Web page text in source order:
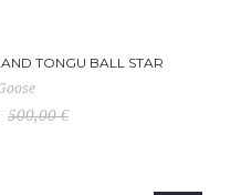
TONGU BALL STAR
500,00 €